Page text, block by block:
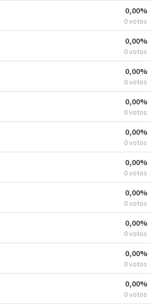
0,00%
0 votos
0,00%
0 votos
0,00%
0 votos
0,00%
0 votos
0,00%
0 votos
0,00%
0 votos
0,00%
0 votos
0,00%
0 votos
0,00%
0 votos
0,00%
0 votos